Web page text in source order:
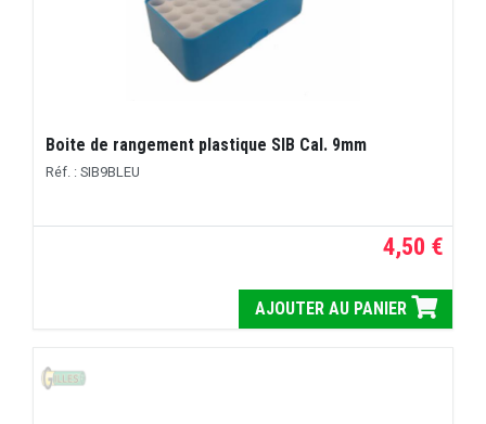
Boite de rangement plastique SIB Cal. 9mm
Réf. : SIB9BLEU
4,50 €
AJOUTER AU PANIER